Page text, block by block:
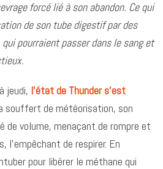
forcé lié à son abandon. Ce qui
de son tube digestif par des
pourraient passer dans le sang et
jeudi, l’état de Thunder s’est
souffert de météorisation, son
de volume, menaçant de rompre et
l’empêchant de respirer. En
pour libérer le méthane qui